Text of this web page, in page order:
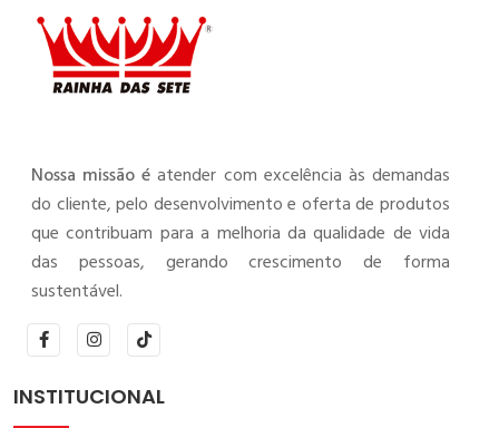
Nossa missão é atender com excelência às demandas
do cliente, pelo desenvolvimento e oferta de produtos
que contribuam para a melhoria da qualidade de vida
das pessoas, gerando crescimento de forma
sustentável.
INSTITUCIONAL